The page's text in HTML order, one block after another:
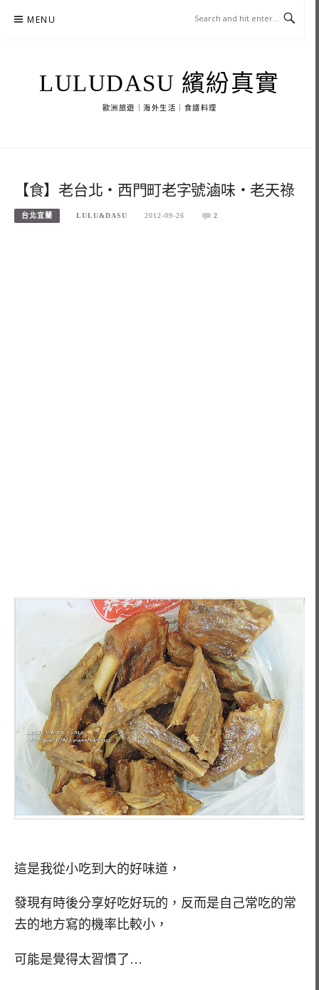
MENU
LULUDASU 繽紛真實
歐洲旅遊｜海外生活｜食譜料理
【食】老台北‧西門町老字號滷味‧老天祿
台北宜蘭 LULU&DASU 2012-09-26 2
這是我從小吃到大的好味道，
發現有時後分享好吃好玩的，反而是自己常吃的常
去的地方寫的機率比較小，
可能是覺得太習慣了…